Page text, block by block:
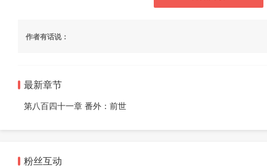
作者有话说：
最新章节
第八百四十一章 番外：前世
粉丝互动